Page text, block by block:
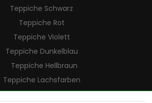
Teppiche Schwarz
Teppiche Rot
Teppiche Violett
Teppiche Dunkelblau
Teppiche Hellbraun
Teppiche Lachsfarben
Teppiche Cremefarben